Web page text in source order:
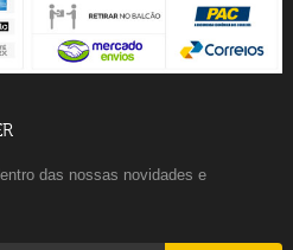
das nossas novidades e